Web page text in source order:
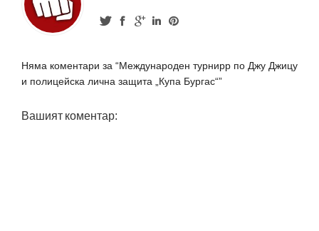
Няма коментари за “Международен турнирр по Джу Джицу
и полицейска лична защита „Купа Бургас“”
Вашият коментар: